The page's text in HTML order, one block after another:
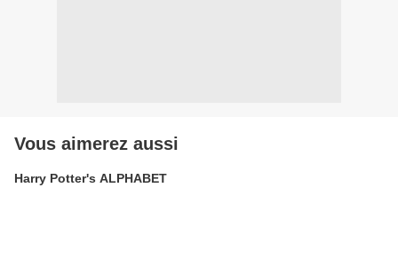
Vous aimerez aussi
Harry Potter's ALPHABET